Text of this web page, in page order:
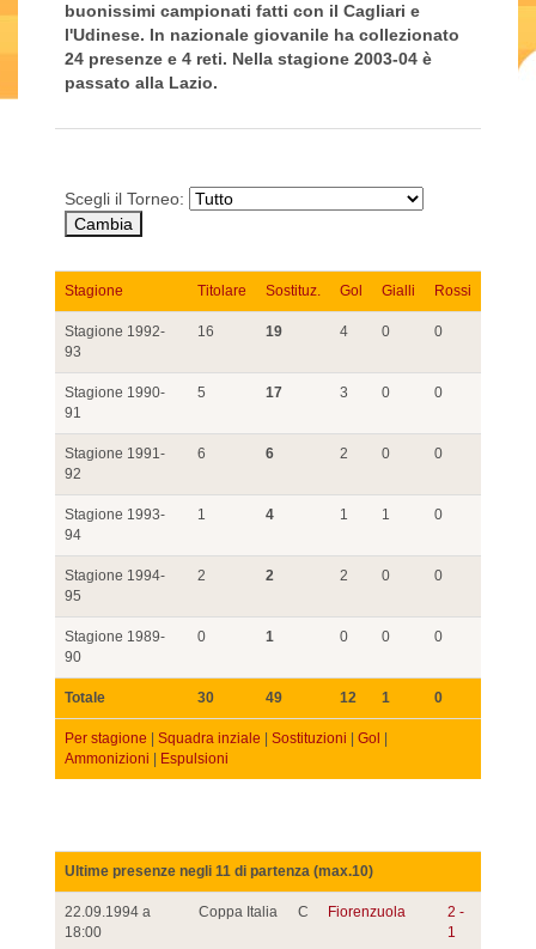
buonissimi campionati fatti con il Cagliari e
l'Udinese. In nazionale giovanile ha collezionato
24 presenze e 4 reti. Nella stagione 2003-04 è
passato alla Lazio.
Scegli il Torneo:
Stagione Titolare Sostituz. Gol Gialli Rossi
Stagione 1992-
93
16 19 4 0 0
Stagione 1990-
91
5 17 3 0 0
Stagione 1991-
92
6 6 2 0 0
Stagione 1993-
94
1 4 1 1 0
Stagione 1994-
95
2 2 2 0 0
Stagione 1989-
90
0 1 0 0 0
Totale 30 49 12 1 0
Per stagione Squadra inziale Sostituzioni Gol
Ammonizioni
Espulsioni
Ultime presenze negli 11 di partenza (max.10)
22.09.1994 a
18:00
Coppa Italia C Fiorenzuola
2 -
1